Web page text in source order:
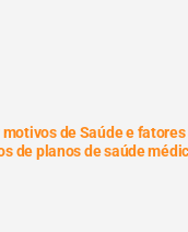
de Saúde e
de planos de saúde